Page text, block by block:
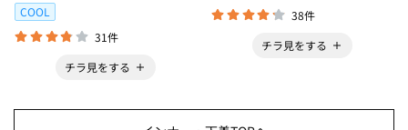
COOL
31件
チラ見をする
38件
チラ見をする